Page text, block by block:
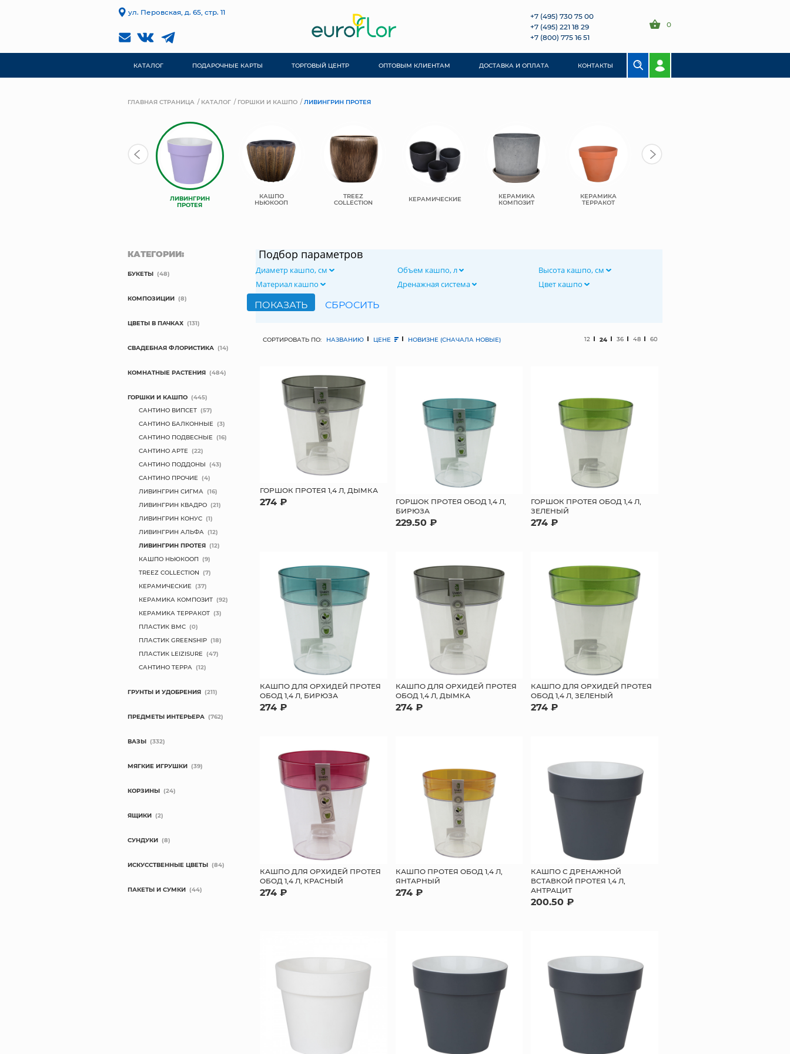
ул. Перовская, д. 65, стр. 11
+7 (495) 730 75 00
+7 (495) 221 18 29
+7 (800) 775 16 51
0
КАТАЛОГ ПОДАРОЧНЫЕ КАРТЫ ТОРГОВЫЙ ЦЕНТР ОПТОВЫМ КЛИЕНТАМ ДОСТАВКА И ОПЛАТА КОНТАКТЫ
ГЛАВНАЯ СТРАНИЦА КАТАЛОГ ГОРШКИ И КАШПО ЛИВИНГРИН ПРОТЕЯ
ЛИВИНГРИН
ПРОТЕЯ
КАШПО
НЬЮКООП
TREEZ
COLLECTION КЕРАМИЧЕСКИЕ КЕРАМИКА
КОМПОЗИТ
КЕРАМИКА
ТЕРРАКОТ
Подбор параметров
Диаметр кашпо, см Объем кашпо, л
Высота кашпо, см
Материал кашпо
Дренажная система Цвет кашпо
СОРТИРОВАТЬ ПО: НАЗВАНИЮ ЦЕНЕ НОВИЗНЕ (СНАЧАЛА НОВЫЕ) 12 24 36 48 60
ГОРШОК ПРОТЕЯ 1,4 Л, ДЫМКА
274 ₽
ГОРШОК ПРОТЕЯ ОБОД 1,4 Л,
БИРЮЗА
229.50 ₽
ГОРШОК ПРОТЕЯ ОБОД 1,4 Л,
ЗЕЛЕНЫЙ
274 ₽
КАШПО ДЛЯ ОРХИДЕЙ ПРОТЕЯ
ОБОД 1,4 Л, БИРЮЗА
274 ₽
КАШПО ДЛЯ ОРХИДЕЙ ПРОТЕЯ
ОБОД 1,4 Л, ДЫМКА
274 ₽
КАШПО ДЛЯ ОРХИДЕЙ ПРОТЕЯ
ОБОД 1,4 Л, ЗЕЛЕНЫЙ
274 ₽
КАШПО ДЛЯ ОРХИДЕЙ ПРОТЕЯ
ОБОД 1,4 Л, КРАСНЫЙ
274 ₽
КАШПО ПРОТЕЯ ОБОД 1,4 Л,
ЯНТАРНЫЙ
274 ₽
КАШПО С ДРЕНАЖНОЙ
ВСТАВКОЙ ПРОТЕЯ 1,4 Л,
АНТРАЦИТ
200.50 ₽
КАТЕГОРИИ:
БУКЕТЫ (48)
КОМПОЗИЦИИ (8)
ЦВЕТЫ В ПАЧКАХ (131)
СВАДЕБНАЯ ФЛОРИСТИКА (14)
КОМНАТНЫЕ РАСТЕНИЯ (484)
ГОРШКИ И КАШПО (445)
САНТИНО ВИПСЕТ (57)
САНТИНО БАЛКОННЫЕ (3)
САНТИНО ПОДВЕСНЫЕ (16)
САНТИНО АРТЕ (22)
САНТИНО ПОДДОНЫ (43)
САНТИНО ПРОЧИЕ (4)
ЛИВИНГРИН СИГМА (16)
ЛИВИНГРИН КВАДРО (21)
ЛИВИНГРИН КОНУС (1)
ЛИВИНГРИН АЛЬФА (12)
ЛИВИНГРИН ПРОТЕЯ (12)
КАШПО НЬЮКООП (9)
TREEZ COLLECTION (7)
КЕРАМИЧЕСКИЕ (37)
КЕРАМИКА КОМПОЗИТ (92)
КЕРАМИКА ТЕРРАКОТ (3)
ПЛАСТИК BMC (0)
ПЛАСТИК GREENSHIP (18)
ПЛАСТИК LEIZISURE (47)
САНТИНО ТЕРРА (12)
ГРУНТЫ И УДОБРЕНИЯ (211)
ПРЕДМЕТЫ ИНТЕРЬЕРА (762)
ВАЗЫ (332)
МЯГКИЕ ИГРУШКИ (39)
КОРЗИНЫ (24)
ЯЩИКИ (2)
СУНДУКИ (8)
ИСКУССТВЕННЫЕ ЦВЕТЫ (84)
ПАКЕТЫ И СУМКИ (44)